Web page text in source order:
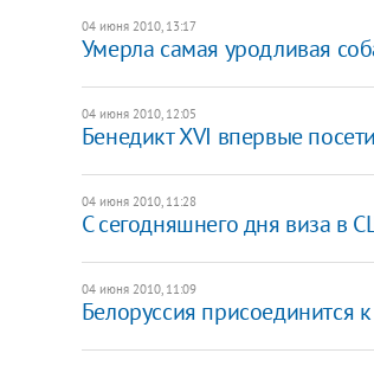
04 июня 2010, 13:17
Умерла самая уродливая
04 июня 2010, 12:05
Бенедикт XVI впервые
04 июня 2010, 11:28
С сегодняшнего дня виза в
04 июня 2010, 11:09
Белоруссия присоединится